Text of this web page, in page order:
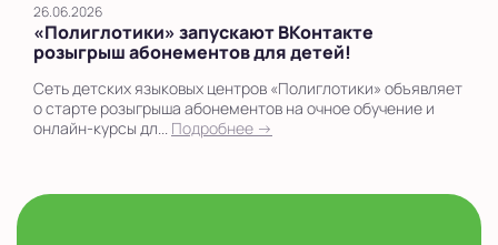
26.06.2026
«Полиглотики» запускают ВКонтакте
розыгрыш абонементов для детей!
Сеть детских языковых центров «Полиглотики» объявляет
о старте розыгрыша абонементов на очное обучение и
онлайн-курсы дл... Подробнее →